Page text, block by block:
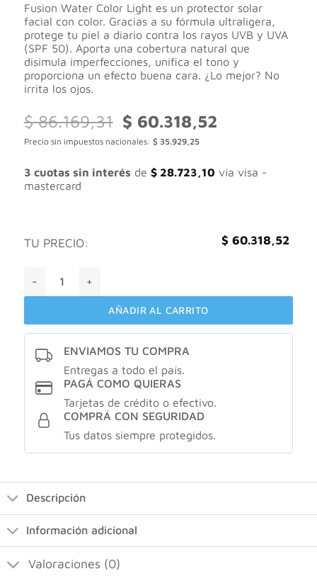
Fusion Water Color Light es un protector solar
facial con color. Gracias a su fórmula ultraligera,
protege tu piel a diario contra los rayos UVB y UVA
(SPF 50). Aporta una cobertura natural que
disimula imperfecciones, unifica el tono y
proporciona un efecto buena cara. ¿Lo mejor? No
irrita los ojos.
$86.169,31
El
precio
original
$ 86.169,31.
$ 60.318,52
$ 60.318,52.
Precio sin impuestos nacionales: $ 35.929,25
3 cuotas sin interés de $28.723,10 vía visa -
mastercard
TU PRECIO: $ 60.318,52
Fotoprotector ISDIN Fusion Water Color Light SPF 50
AÑADIR AL CARRITO
ENVIAMOS TU COMPRA
Entregas a todo el país.
PAGÁ COMO QUIERAS
Tarjetas de crédito o efectivo.
COMPRÁ CON SEGURIDAD
Tus datos siempre protegidos.
Descripción
Información adicional
Valoraciones (0)